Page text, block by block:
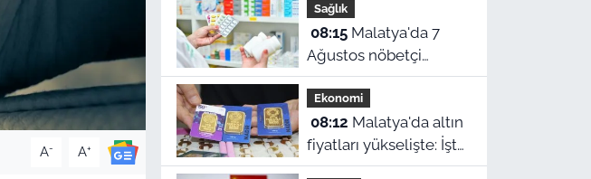
A- A+
Kesintilerin yap
vakitleri
Sağlık
08:15Malatya'da 7
Ağustos nöbetçi
eczaneler belli oldu!
Ekonomi
08:12
fiyatları yükselişte: İşte
7 Ağustos güncel